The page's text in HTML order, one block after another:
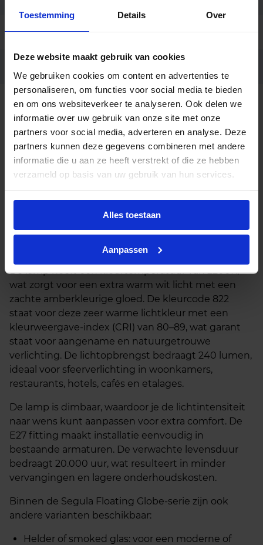
Toestemming Details Over
Deze website maakt gebruik van cookies
We gebruiken cookies om content en advertenties te
personaliseren, om functies voor social media te bieden
en om ons websiteverkeer te analyseren. Ook delen we
informatie over uw gebruik van onze site met onze
partners voor social media, adverteren en analyse. Deze
partners kunnen deze gegevens combineren met andere
informatie die u aan ze heeft verstrekt of die ze hebben
verzameld op basis van uw gebruik van hun services.
Alles toestaan
Aanpassen
Code
Beschrijving
De Segula LED lamp SG-55076 is een stijlvolle
designlamp met een Floating Globe-vorm van Ø125
mm, uitgevoerd in goudkleurig glas voor een
warme en luxueuze uitstraling. Deze decoratieve
een traditionele gloeilamp van 25W en combineert
esthetiek met energie-efficiëntie. Met een verbruik
van slechts 4 watt bespaar je tot 85% energie,
zonder in te leveren op sfeer.
De lamp heeft een kleurtemperatuur van 2200K,
wat zorgt voor een extra warm wit licht met een
zachte amberkleurige gloed. De kleurcode 822
staat voor deze zeer warme lichtkleur met een
kleurweergave-index (CRI) van 80–89, wat garant
staat voor aangename en natuurgetrouwe
verlichting. De lichtopbrengst bedraagt 240 lumen,
ideaal voor sfeerverlichting in woonkamers,
restaurants, hotels, cafés en etalages.
De lamp is dimbaar, waardoor je de lichtintensiteit
naar wens kunt aanpassen voor extra comfort. De
E27 fitting maakt installatie eenvoudig in
bestaande armaturen. De verwachte levensduur
bedraagt 20.000 uur, wat resulteert in minder
vervangingen en lagere onderhoudskosten.
Binnen de Segula Floating Globe-serie zijn ook
andere varianten beschikbaar:
Helder of smoked glas: voor een moderne of